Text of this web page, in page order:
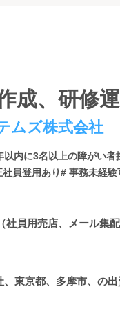
成、研修
ムズ株式会社
以内に3名以上の障がい者
社員登用あり# 事務未経験
員用売店、メール集
東京都、多摩市、の